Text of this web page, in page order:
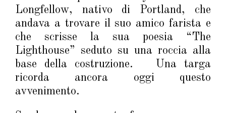
Longfellow, nativo di Portland, che
andava a trovare il suo amico farista e
che scrisse la sua poesia “The
Lighthouse” seduto su una roccia alla
base della costruzione. Una targa
ricorda ancora oggi questo
avvenimento.